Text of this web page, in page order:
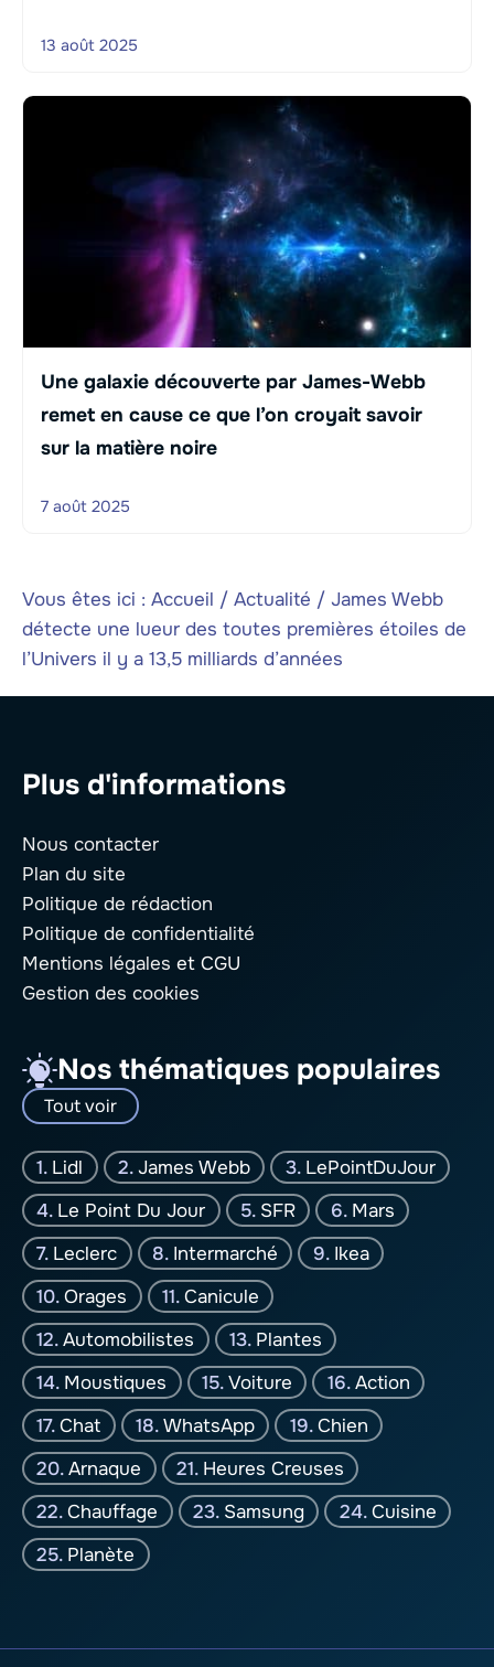
13 août 2025
Une galaxie découverte par James-Webb
remet en cause ce que l’on croyait savoir
sur la matière noire
7 août 2025
Vous êtes ici : Accueil / Actualité / James Webb
détecte une lueur des toutes premières étoiles de
l’Univers il y a 13,5 milliards d’années
Plus d'informations
Nous contacter
Plan du site
Politique de rédaction
Politique de confidentialité
Mentions légales et CGU
Gestion des cookies
Nos thématiques populaires
Tout voir
Lidl James Webb
LePointDuJour
Le Point Du Jour
SFR
Mars
Leclerc
Intermarché
Ikea
Orages
Canicule
Automobilistes
Plantes
Moustiques
Voiture
Action
Chat
WhatsApp
Chien
Arnaque
Heures Creuses
Chauffage
Samsung
Cuisine
Planète